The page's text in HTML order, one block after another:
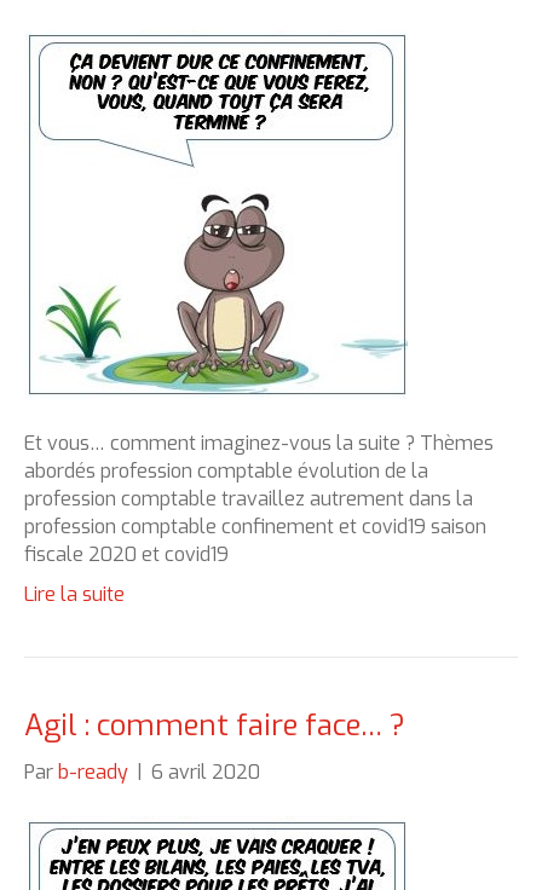
Et vous… comment imaginez-vous la suite ? Thèmes
abordés profession comptable évolution de la
profession comptable travaillez autrement dans la
profession comptable confinement et covid19 saison
fiscale 2020 et covid19
Lire la suite
Agil : comment faire face… ?
Par b-ready 6 avril 2020